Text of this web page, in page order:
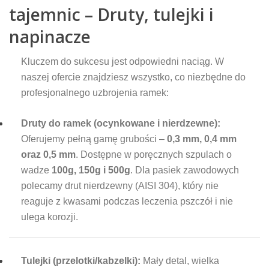
tajemnic – Druty, tulejki i
napinacze
Kluczem do sukcesu jest odpowiedni naciąg. W
naszej ofercie znajdziesz wszystko, co niezbędne do
profesjonalnego uzbrojenia ramek:
Druty do ramek (ocynkowane i nierdzewne):
Oferujemy pełną gamę grubości – 0,3 mm, 0,4 mm
oraz 0,5 mm. Dostępne w poręcznych szpulach o
wadze 100g, 150g i 500g. Dla pasiek zawodowych
polecamy drut nierdzewny (AISI 304), który nie
reaguje z kwasami podczas leczenia pszczół i nie
ulega korozji.
Tulejki (przelotki/kabzelki): Mały detal, wielka